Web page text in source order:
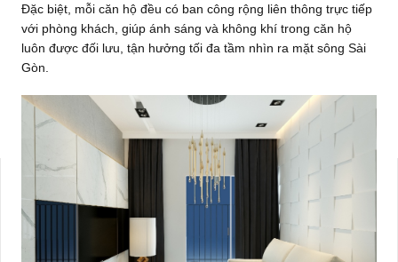
Đặc biệt, mỗi căn hộ đều có ban công rộng liên thông trực tiếp
với phòng khách, giúp ánh sáng và không khí trong căn hộ
luôn được đối lưu, tận hưởng tối đa tầm nhìn ra mặt sông Sài
Gòn.